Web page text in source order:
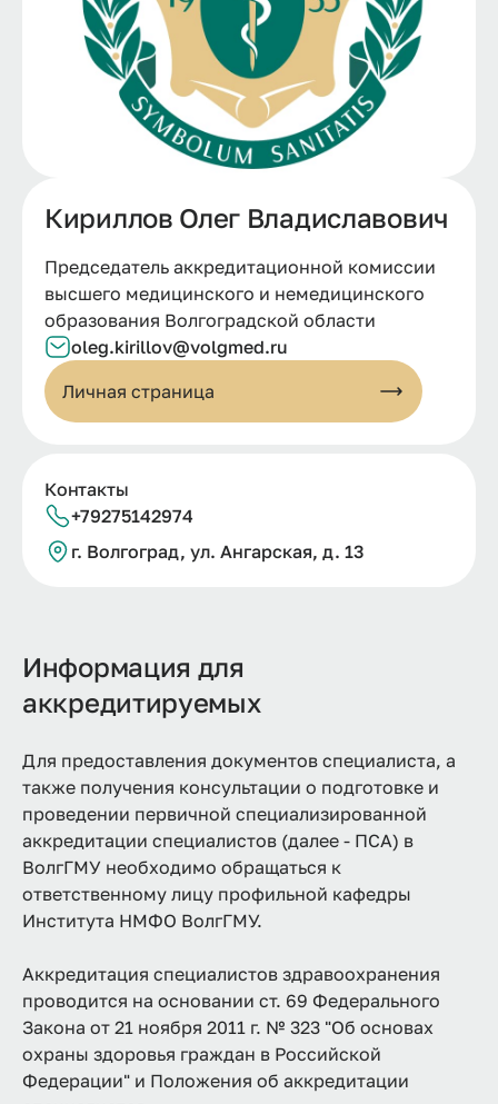
Кириллов Олег Владиславович
Председатель аккредитационной комиссии
высшего медицинского и немедицинского
образования Волгоградской области
oleg.kirillov@volgmed.ru
Личная страница
Контакты
+79275142974
г. Волгоград, ул. Ангарская, д. 13
Информация для
аккредитируемых
Для предоставления документов специалиста, а
также получения консультации о подготовке и
проведении первичной специализированной
аккредитации специалистов (далее - ПСА) в
ВолгГМУ необходимо обращаться к
ответственному лицу профильной кафедры
Института НМФО ВолгГМУ.
Аккредитация специалистов здравоохранения
проводится на основании ст. 69 Федерального
Закона от 21 ноября 2011 г. № 323 "Об основах
охраны здоровья граждан в Российской
Федерации" и Положения об аккредитации